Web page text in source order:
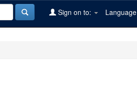
Language
Sign on to: